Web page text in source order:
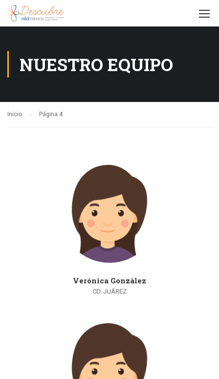
NUESTRO EQUIPO
Inicio Página 4
Verónica González
CD. JUÁREZ